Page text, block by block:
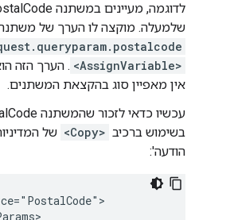
שלמעלה. מוקצה לו הערך של
<AssignVariable> . הערך הזה
אין מאפיין סוג בהקצאת המשתנים.
בשימוש ברכיב <Copy> של
הודעה':